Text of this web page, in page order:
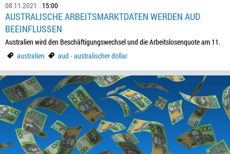
08.11.2021 15:00
AUSTRALISCHE ARBEITSMARKTDATEN WERDEN AUD
BEEINFLUSSEN
Australien wird den Beschäftigungswechsel und die Arbeitslosenquote am 11.
australien
aud - australischer dollar